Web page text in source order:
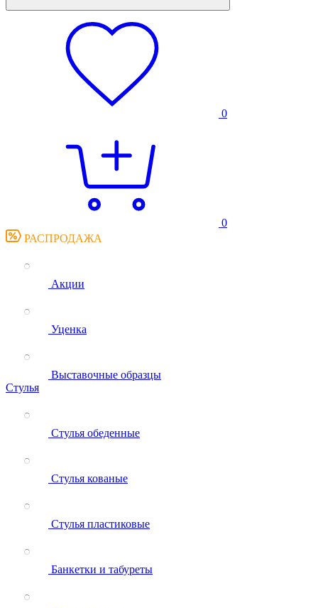
0
0
РАСПРОДАЖА
Акции
Уценка
Выставочные образцы
Стулья
Стулья обеденные
Стулья кованые
Стулья пластиковые
Банкетки и табуреты